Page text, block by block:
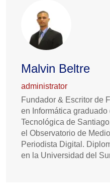
Malvin Beltre
administrator
Fundador & Escritor de
en Informática
Tecnológica de
el Observatorio de
Periodista Digital.
en la Universidad del